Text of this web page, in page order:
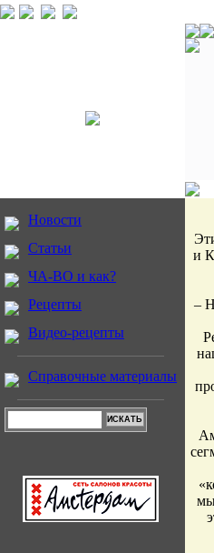
Новости
Статьи
ЧА-ВО и как?
Рецепты
Видео-рецепты
Справочные материалы
и
–
мы